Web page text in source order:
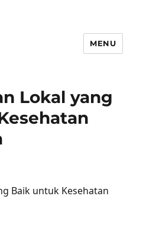
MENU
Lokal yang
Baik untuk Kesehatan